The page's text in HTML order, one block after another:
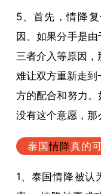
5、首先，情降
因。如果分手是
三者介入等原因，
难让双方重新走到
方的配合和努力
没有这个意愿，那
泰国情降真的
1、泰国情降被认